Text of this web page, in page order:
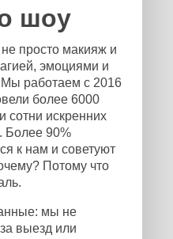
шоу
просто макияж и
эмоциями и
Мы работаем с 2016
более 6000
сотни искренних
Более 90%
к нам и советуют
Потому что
мы не
выезд или